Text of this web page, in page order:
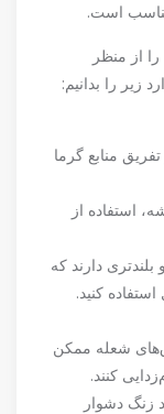
است.
از منظر
را بدانیم:
منابع گرما
استفاده از
دارند که
کنید.
شعله ممکن
کنند.
زنگ دشوار